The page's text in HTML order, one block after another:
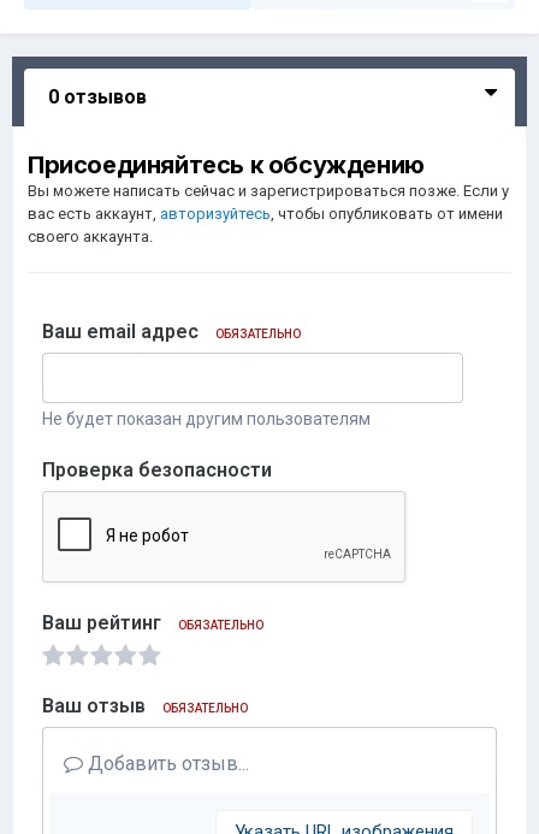
0 отзывов
Присоединяйтесь к обсуждению
Вы можете написать сейчас и зарегистрироваться позже. Если у
вас есть аккаунт, авторизуйтесь , чтобы опубликовать от имени
своего аккаунта.
Ваш email адрес ОБЯЗАТЕЛЬНО
Не будет показан другим пользователям
Проверка безопасности
Ваш рейтинг ОБЯЗАТЕЛЬНО
Ваш отзыв ОБЯЗАТЕЛЬНО
Добавить отзыв...